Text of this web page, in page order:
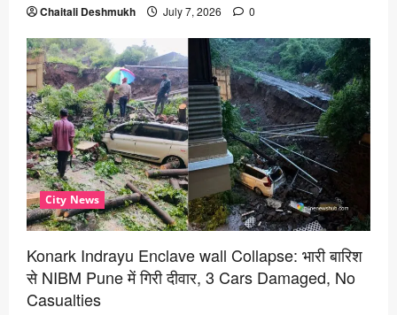
Chaitali Deshmukh July 7, 2026 0
City News
Konark Indrayu Enclave wall Collapse: भारी बारिश
से NIBM Pune में गिरी दीवार, 3 Cars Damaged, No
Casualties